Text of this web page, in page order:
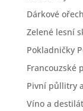
Dárkové
Zelené lesní
Pokladničky
Francouzské
Pivní půllitry
Víno a